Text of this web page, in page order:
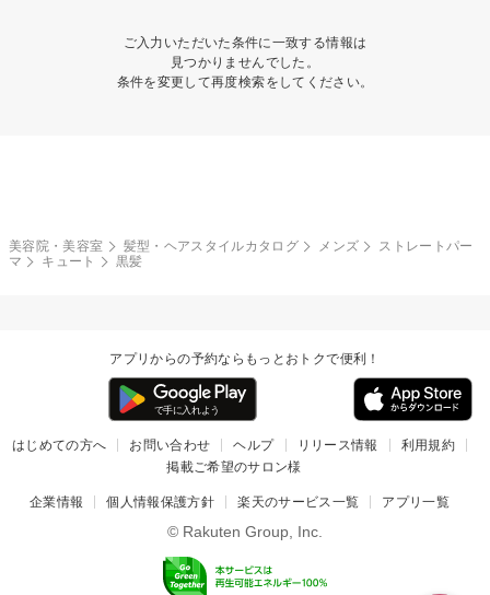
ご入力いただいた条件に一致する情報は
見つかりませんでした。
条件を変更して再度検索をしてください。
美容院・美容室 髪型・ヘアスタイルカタログ メンズ
ストレートパー
マ
キュート 黒髪
アプリからの予約ならもっとおトクで便利！
はじめての方へ お問い合わせ ヘルプ リリース情報
利用規約
掲載ご希望のサロン様
企業情報 個人情報保護方針 楽天のサービス一覧 アプリ一覧
© Rakuten Group, Inc.